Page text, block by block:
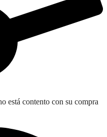
está contento con su compra